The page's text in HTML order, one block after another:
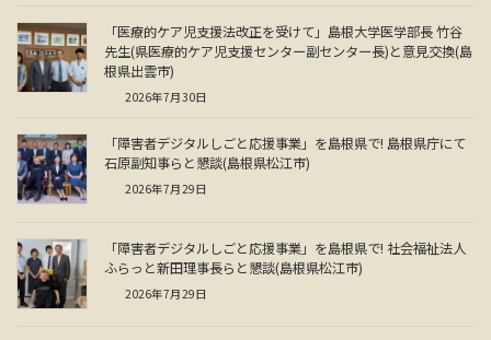
「医療的ケア児支援法改正を受けて」島根大学医学部長 竹谷
先生(県医療的ケア児支援センター副センター長)と意見交換(島
根県出雲市)
2026年7月30日
「障害者デジタルしごと応援事業」を島根県で! 島根県庁にて
石原副知事らと懇談(島根県松江市)
2026年7月29日
「障害者デジタルしごと応援事業」を島根県で! 社会福祉法人
ふらっと新田理事長らと懇談(島根県松江市)
2026年7月29日